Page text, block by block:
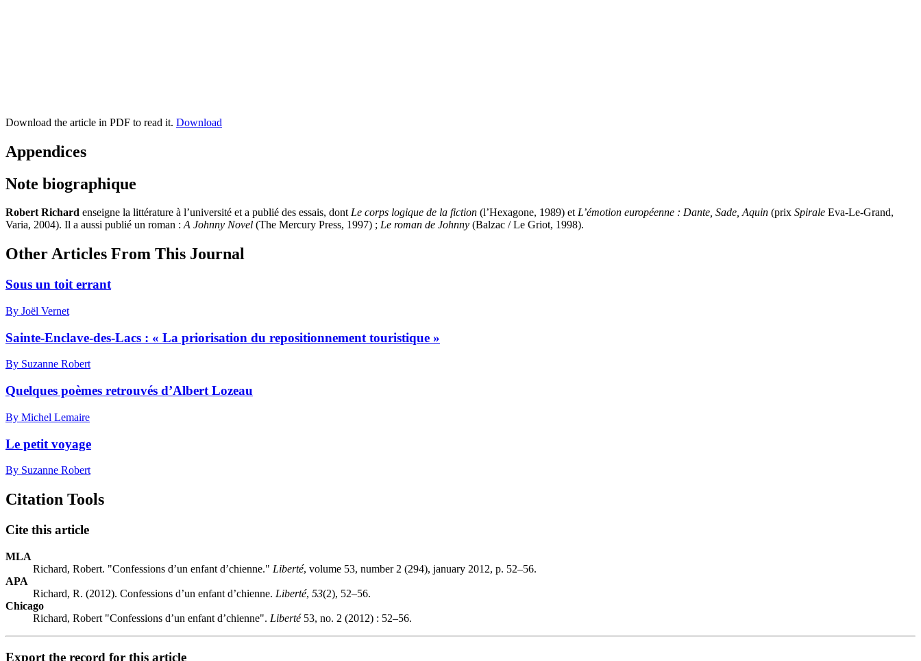
Download the article in PDF to read it. Download
Appendices
Note biographique
Robert Richard enseigne la littérature à l’université et a publié des essais, dontLe corps logique de la fiction (l’Hexagone, 1989) etL’émotion européenne : Dante, Sade, Aquin (prix Spirale Eva-Le-Grand,
Varia, 2004). Il a aussi publié un roman :A Johnny Novel (The Mercury Press, 1997) ; Le roman de Johnny (Balzac / Le Griot, 1998).
Other Articles From This Journal
Sous un toit errant
By Joël Vernet
Sainte-Enclave-des-Lacs : « La priorisation du repositionnement touristique »
By Suzanne Robert
Quelques poèmes retrouvés d’Albert Lozeau
By Michel Lemaire
Le petit voyage
By Suzanne Robert
Citation Tools
Cite this article
MLA
Richard, Robert. "Confessions d’un enfant d’chienne." Liberté, volume 53, number 2 (294), january 2012, p. 52–56.
APA
Richard, R. (2012). Confessions d’un enfant d’chienne. Liberté, 53(2), 52–56.
Chicago
Richard, Robert "Confessions d’un enfant d’chienne". Liberté53, no. 2 (2012) : 52–56.
Export the record for this article